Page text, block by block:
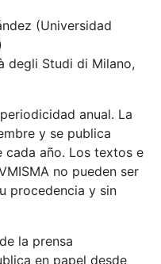
(Universidad
degli Studi di Milano,
anual. La
y se publica
cada año. Los textos e
no pueden ser
procedencia y sin
la prensa
en papel desde